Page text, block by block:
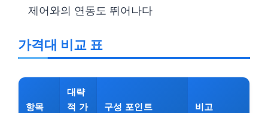
제어와의 연동도 뛰어나다
가격대 비교 표
항목
대략
적 가
구성 포인트 비고